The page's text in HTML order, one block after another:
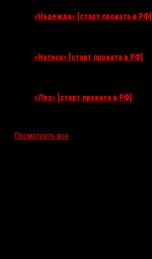
«Надежда» [старт проката в РФ]
«Натиск» [старт проката в РФ]
«Лес» [старт проката в РФ]
Посмотреть все